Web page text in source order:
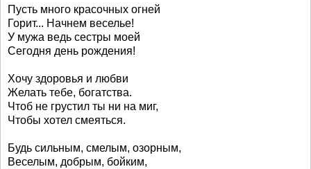
Пусть много красочных огней
Горит... Начнем веселье!
У мужа ведь сестры моей
Сегодня день рождения!
Хочу здоровья и любви
Желать тебе, богатства.
Чтоб не грустил ты ни на миг,
Чтобы хотел смеяться.
Будь сильным, смелым, озорным,
Веселым, добрым, бойким,